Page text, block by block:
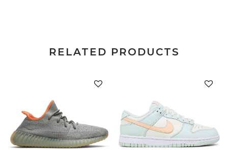
RELATED PRODUCTS